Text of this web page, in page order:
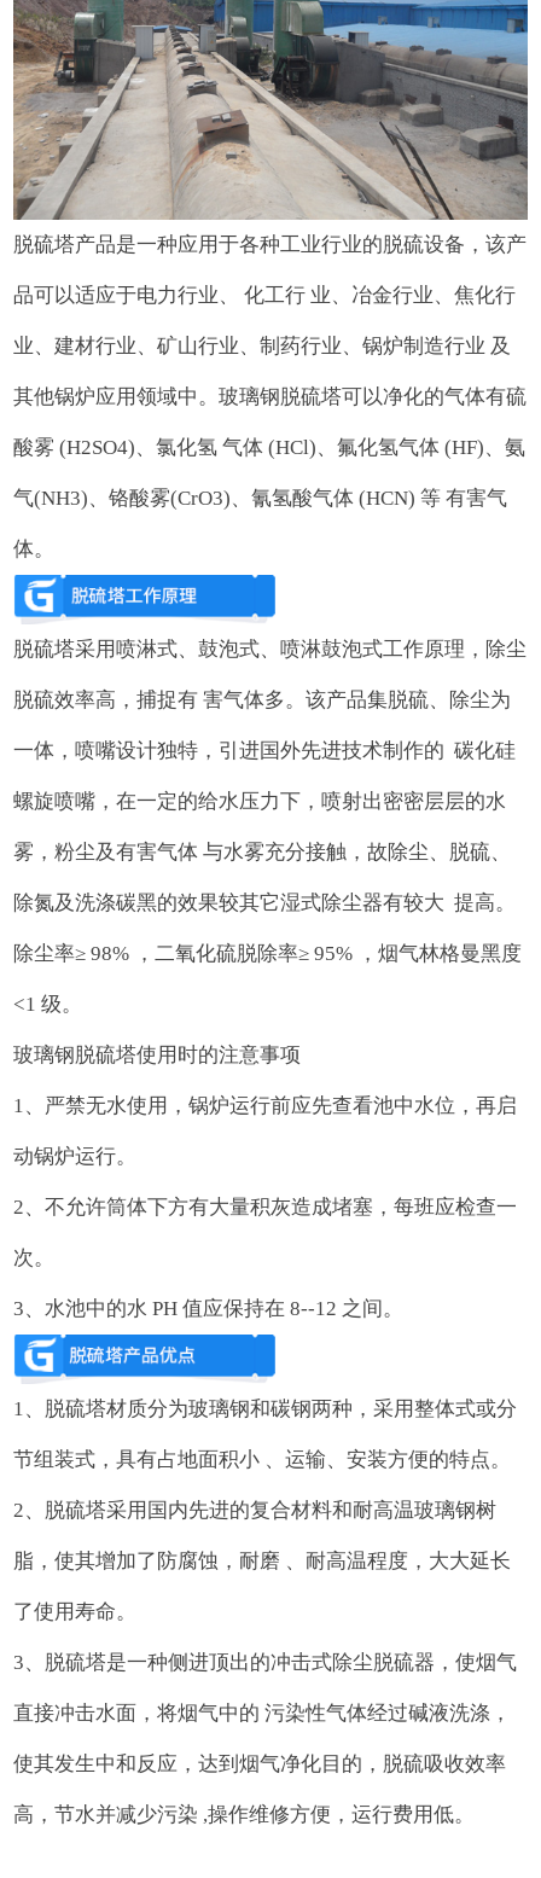
脱硫塔产品是一种应用于各种工业行业的脱硫设备，该产
品可以适应于电力行业、 化工行 业、冶金行业、焦化行
业、建材行业、矿山行业、制药行业、锅炉制造行业 及
其他锅炉应用领域中。玻璃钢脱硫塔可以净化的气体有硫
酸雾 (H2SO4)、氯化氢 气体 (HCl)、氟化氢气体 (HF)、氨
气(NH3)、铬酸雾(CrO3)、氰氢酸气体 (HCN) 等 有害气
体。
脱硫塔采用喷淋式、鼓泡式、喷淋鼓泡式工作原理，除尘
脱硫效率高，捕捉有 害气体多。该产品集脱硫、除尘为
一体，喷嘴设计独特，引进国外先进技术制作的 碳化硅
螺旋喷嘴，在一定的给水压力下，喷射出密密层层的水
雾，粉尘及有害气体 与水雾充分接触，故除尘、脱硫、
除氮及洗涤碳黑的效果较其它湿式除尘器有较大 提高。
除尘率≥ 98% ，二氧化硫脱除率≥ 95% ，烟气林格曼黑度
<1 级。
玻璃钢脱硫塔使用时的注意事项
1、严禁无水使用，锅炉运行前应先查看池中水位，再启
动锅炉运行。
2、不允许筒体下方有大量积灰造成堵塞，每班应检查一
次。
3、水池中的水 PH 值应保持在 8--12 之间。
1、脱硫塔材质分为玻璃钢和碳钢两种，采用整体式或分
节组装式，具有占地面积小 、运输、安装方便的特点。
2、脱硫塔采用国内先进的复合材料和耐高温玻璃钢树
脂，使其增加了防腐蚀，耐磨 、耐高温程度，大大延长
了使用寿命。
3、脱硫塔是一种侧进顶出的冲击式除尘脱硫器，使烟气
直接冲击水面，将烟气中的 污染性气体经过碱液洗涤，
使其发生中和反应，达到烟气净化目的，脱硫吸收效率
高，节水并减少污染 ,操作维修方便，运行费用低。